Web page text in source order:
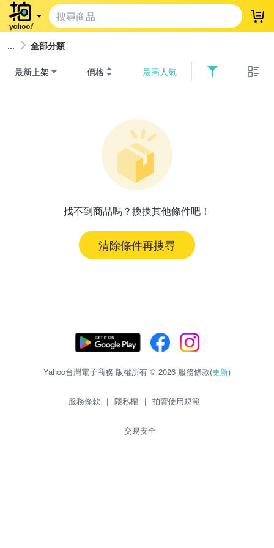
登
全部分類
最新上架 價格 最高人氣
找不到商品嗎？換換其他條件吧！
清除條件再搜尋
Yahoo台灣電子商務 版權所有 © 2026 服務條款(更新)
服務條款 | 隱私權 | 拍賣使用規範
交易安全